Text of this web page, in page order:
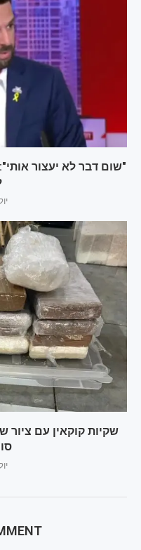
"שום דבר לא יעצור
יולי
שקיות קוקאין עם ציור
יולי